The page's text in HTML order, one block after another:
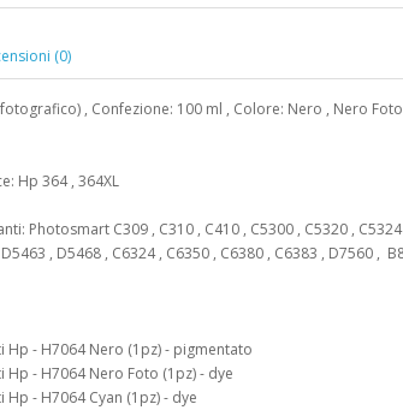
(0)
, Confezione: 100 ml , Colore: Nero , Nero
Hp 364 , 364XL
Photosmart C309 , C310 , C410 , C5300 , C5320 ,
, D5468 , C6324 , C6350 , C6380 , C6383 , D7560 ,
- H7064 Nero (1pz) - pigmentato
- H7064 Nero Foto (1pz) - dye
- H7064 Cyan (1pz) - dye